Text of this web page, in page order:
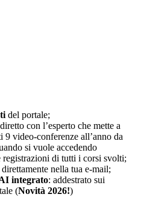
del portale;
con l’esperto che mette a
9 video-conferenze all’anno da
si vuole accedendo
registrazioni di tutti i corsi svolti;
nella tua e-mail;
integrato: addestrato sui
(Novità 2026!)